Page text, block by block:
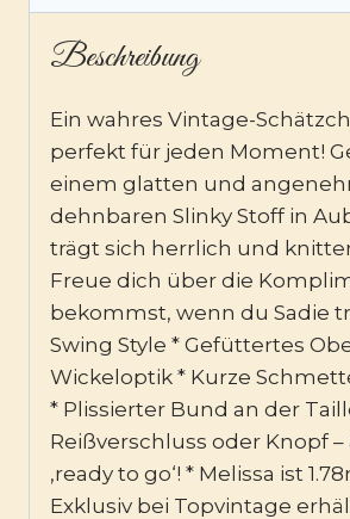
Beschreibung
Ein wahres Vintage-
perfekt für jeden Moment!
einem glatten und
dehnbaren Slinky Stoff in
trägt sich herrlich und
Freue dich über die
bekommst, wenn du Sadie
Swing Style * Gefüttertes
Wickeloptik * Kurze
* Plissierter Bund an der
Reißverschluss oder Knopf –
‚ready to go‘! * Melissa ist
Exklusiv bei Topvintage